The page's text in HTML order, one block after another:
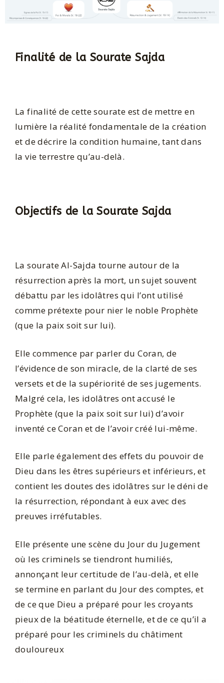
Finalité de la Sourate Sajda
La finalité de cette sourate est de mettre en
lumière la réalité fondamentale de la création
et de décrire la condition humaine, tant dans
la vie terrestre qu’au-delà.
Objectifs de la Sourate Sajda
La sourate Al-Sajda tourne autour de la
résurrection après la mort, un sujet souvent
débattu par les idolâtres qui l’ont utilisé
comme prétexte pour nier le noble Prophète
(que la paix soit sur lui).
Elle commence par parler du Coran, de
l’évidence de son miracle, de la clarté de ses
versets et de la supériorité de ses jugements.
Malgré cela, les idolâtres ont accusé le
Prophète (que la paix soit sur lui) d’avoir
inventé ce Coran et de l’avoir créé lui-même.
Elle parle également des effets du pouvoir de
Dieu dans les êtres supérieurs et inférieurs, et
contient les doutes des idolâtres sur le déni de
la résurrection, répondant à eux avec des
preuves irréfutables.
Elle présente une scène du Jour du Jugement
où les criminels se tiendront humiliés,
annonçant leur certitude de l’au-delà, et elle
se termine en parlant du Jour des comptes, et
de ce que Dieu a préparé pour les croyants
pieux de la béatitude éternelle, et de ce qu’il a
préparé pour les criminels du châtiment
douloureux